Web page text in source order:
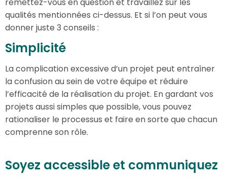
qualités mentionnées ci-dessus. Et si l’on peut vous
donner juste 3 conseils :
Simplicité
La complication excessive d’un projet peut entraîner
la confusion au sein de votre équipe et réduire
l’efficacité de la réalisation du projet. En gardant vos
projets aussi simples que possible, vous pouvez
rationaliser le processus et faire en sorte que chacun
comprenne son rôle.
Soyez accessible et communiquez